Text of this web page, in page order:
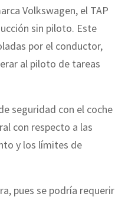
Volkswagen, el TAP
sin piloto. Este
por el conductor,
al piloto de tareas
seguridad con el coche
con respecto a las
y los límites de
pues se podría requerir